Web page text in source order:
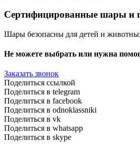
Сертифицированные шары и
Шары безопасны для детей и
Не можете выбрать или нужна
Заказать звонок
Поделиться ссылкой
Поделиться в telegram
Поделиться в facebook
Поделиться в odnoklassniki
Поделиться в vk
Поделиться в whatsapp
Поделиться в skype